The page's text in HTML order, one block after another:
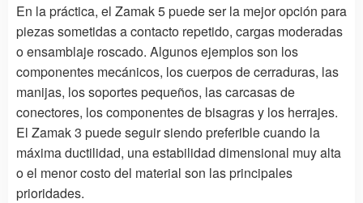
En la práctica, el Zamak 5 puede ser la mejor opción para
piezas sometidas a contacto repetido, cargas moderadas
o ensamblaje roscado. Algunos ejemplos son los
componentes mecánicos, los cuerpos de cerraduras, las
manijas, los soportes pequeños, las carcasas de
conectores, los componentes de bisagras y los herrajes.
El Zamak 3 puede seguir siendo preferible cuando la
máxima ductilidad, una estabilidad dimensional muy alta
o el menor costo del material son las principales
prioridades.